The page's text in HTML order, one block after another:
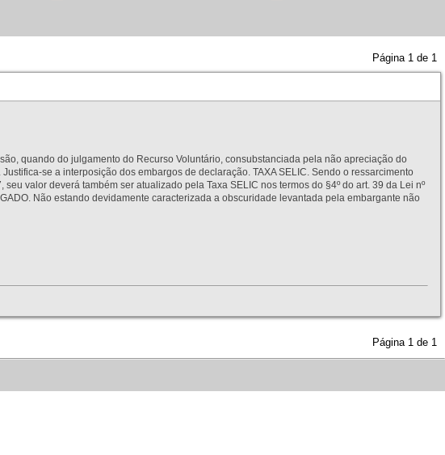
Página 1 de 1
quando do julgamento do Recurso Voluntário, consubstanciada pela não apreciação do
se a interposição dos embargos de declaração. TAXA SELIC. Sendo o ressarcimento
valor deverá também ser atualizado pela Taxa SELIC nos termos do §4º do art. 39 da Lei nº
Não estando devidamente caracterizada a obscuridade levantada pela embargante não
Página 1 de 1